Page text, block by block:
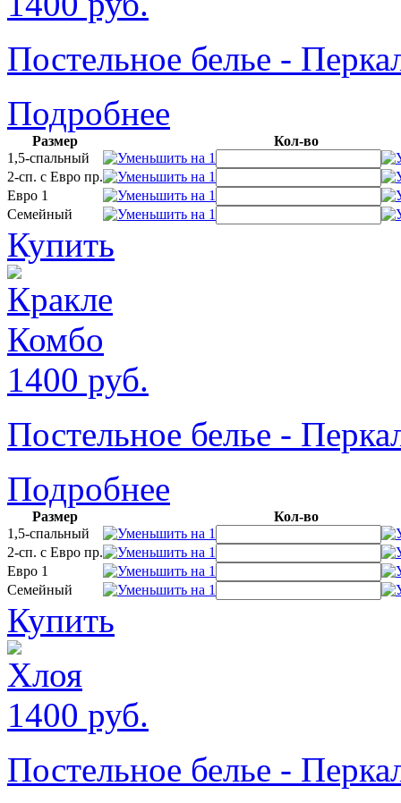
Постельное белье -
Подробнее
Размер
Кол-во
1,5-спальный
2-сп. с Евро пр.
Евро 1
Семейный
Купить
1400 руб.
Постельное белье -
Подробнее
Размер
Кол-во
1,5-спальный
2-сп. с Евро пр.
Евро 1
Семейный
Купить
1400 руб.
Постельное белье -